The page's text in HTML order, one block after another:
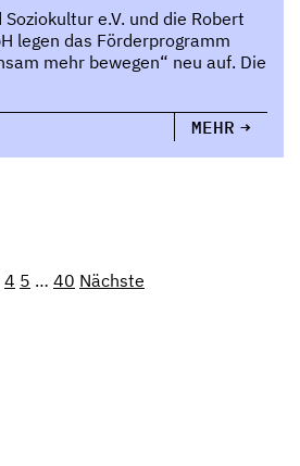
e.V. und die Robert
legen das Förderprogramm
mehr bewegen“ neu auf. Die
MEHR
4 5 … 40 Nächste